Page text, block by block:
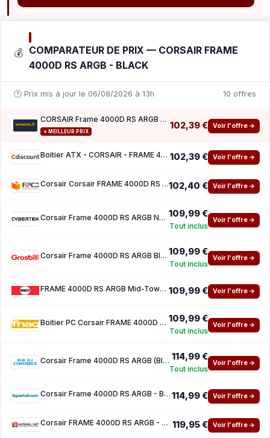
💰 COMPARATEUR DE PRIX — CORSAIR FRAME
4000D RS ARGB - BLACK
🕐 Prix mis à jour le 06/08/2026 à 13h 10 offres
CORSAIR Frame 4000D RS ARGB Boîtier Modulaire ATX de Taille Moyenne – Noir
⭐ MEILLEUR PRIX
102,39 € Voir l'offre →
Boitier ATX - CORSAIR - FRAME 4000D RS ARGB - Modulaire - 3 Ventilateurs ARGB Preinstalles 102,39 € Voir l'offre →
Corsair Corsair FRAME 4000D RS ARGB Demi-tour E-ATX Verre Trempé USB-C Black102,40 € Voir l'offre →
Corsair Frame 4000D RS ARGB Noir - MT Sans Alim ATX 109,99 €
Tout inclus
Voir l'offre →
Corsair Frame 4000D RS ARGB Black - MT Sans Alim ATX 109,99 €
Tout inclus
Voir l'offre →
FRAME 4000D RS ARGB Mid-Tower, Black 109,99 € Voir l'offre →
Boitier PC Corsair FRAME 4000D RS moyen tour Black ARGB avec panneau lateral verre trempe 109,99 €
Tout inclus
Voir l'offre →
Corsair Frame 4000D RS ARGB (Black) 114,99 €
Tout inclus
Voir l'offre →
Corsair Frame 4000D RS ARGB - Black 114,99 € Voir l'offre →
Corsair FRAME 4000D RS ARGB - Black 119,95 € Voir l'offre →